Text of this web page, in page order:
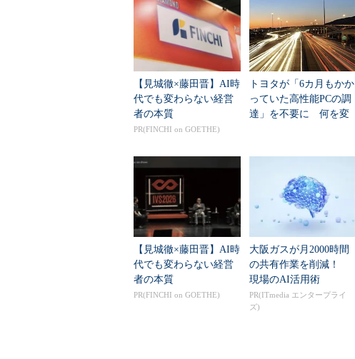
【見城徹×藤田晋】AI時
代でも変わらない経営
者の本質
PR(FINCHI on GOETHE)
トヨタが「6カ月もかか
っていた高性能PCの調
達」を不要に 何を変
【見城徹×藤田晋】AI時
代でも変わらない経営
者の本質
PR(FINCHI on GOETHE)
大阪ガスが月2000時間
の共有作業を削減！
現場のAI活用術
PR(ITmedia エンタープライ
ズ)